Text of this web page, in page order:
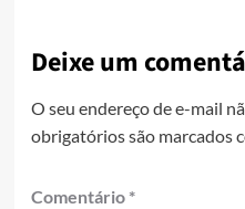
Deixe um
O seu endereço de e-mail
obrigatórios são marcados
Comentário *